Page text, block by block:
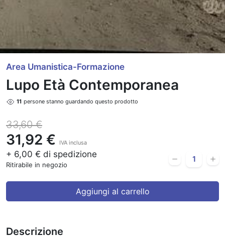
Area Umanistica-Formazione
Lupo Età Contemporanea
11 persone stanno guardando questo prodotto
33,60 €
31,92 € IVA inclusa
+ 6,00 € di spedizione
Ritirabile in negozio
Aggiungi al carrello
Descrizione